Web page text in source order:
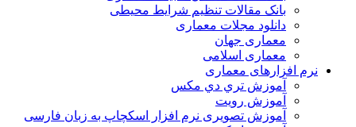
بانک مقالات تنظیم شرایط محیطی
دانلود مجلات معماری
معماری جهان
معماری اسلامی
نرم افزارهای معماری
آﻣﻮزش ﺗﺮي دي ﻣﮑﺲ
آموزش رویت
آموزش تصویری نرم افزار اسکچاپ به زبان فارسی